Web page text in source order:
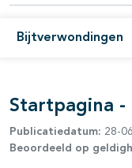
Bijtverwondingen
Startpagina -
Publicatiedatum: 28-
Beoordeeld op